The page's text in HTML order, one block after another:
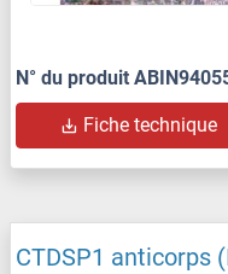
N° du produit
Fiche technique
CTDSP1 anticorps